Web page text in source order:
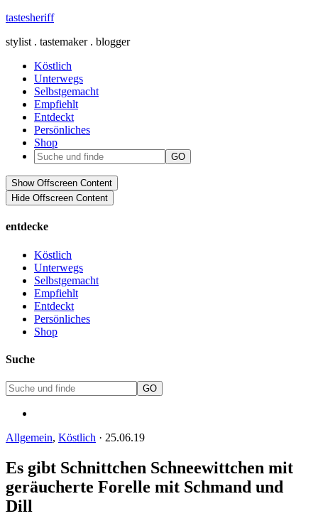
tastesheriff
stylist . tastemaker . blogger
Köstlich
Unterwegs
Selbstgemacht
Empfiehlt
Entdeckt
Persönliches
Shop
Show Offscreen Content
Hide Offscreen Content
entdecke
Köstlich
Unterwegs
Selbstgemacht
Empfiehlt
Entdeckt
Persönliches
Shop
Suche
Allgemein, Köstlich · 25.06.19
Es gibt Schnittchen Schneewittchen mit
geräucherte Forelle mit Schmand und
Dill